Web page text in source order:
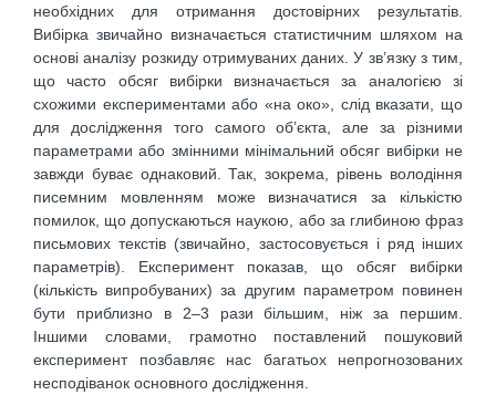
необхідних для отримання достовірних результатів.
Вибірка звичайно визначається статистичним шляхом на
основі аналізу розкиду отримуваних даних. У зв’язку з тим,
що часто обсяг вибірки визначається за аналогією зі
схожими експериментами або «на око», слід вказати, що
для дослідження того самого об’єкта, але за різними
параметрами або змінними мінімальний обсяг вибірки не
завжди буває однаковий. Так, зокрема, рівень володіння
писемним мовленням може визначатися за кількістю
помилок, що допускаються наукою, або за глибиною фраз
письмових текстів (звичайно, застосовується і ряд інших
параметрів). Експеримент показав, що обсяг вибірки
(кількість випробуваних) за другим параметром повинен
бути приблизно в 2–3 рази більшим, ніж за першим.
Іншими словами, грамотно поставлений пошуковий
експеримент позбавляє нас багатьох непрогнозованих
несподіванок основного дослідження.